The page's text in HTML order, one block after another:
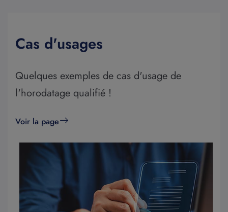
Cas d'usages
Quelques exemples de cas d'usage de
l'horodatage qualifié !
Voir la page